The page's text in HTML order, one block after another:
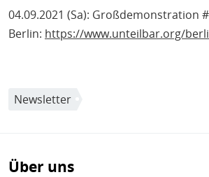
04.09.2021 (Sa): Großdemonstration
Berlin: https://www.unteilbar.org/
Newsletter
Über uns